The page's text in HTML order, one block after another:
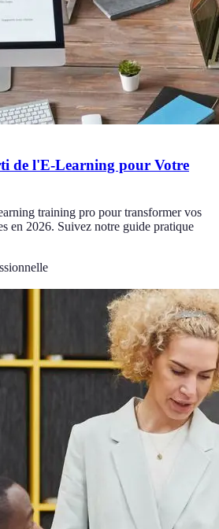
de l'E-Learning pour Votre
training pro pour transformer vos
en 2026. Suivez notre guide pratique